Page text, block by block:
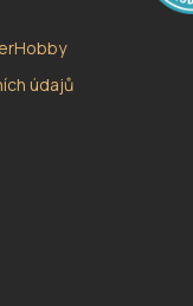
údajů